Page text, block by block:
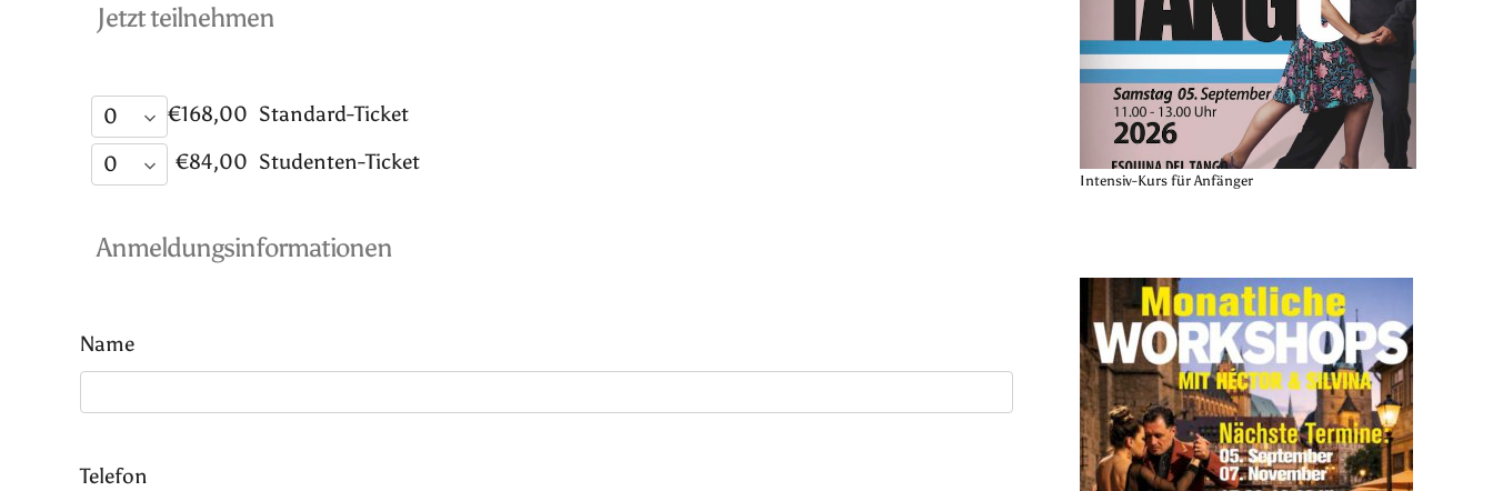
Jetzt teilnehmen
€168,00 Standard-Ticket
€84,00 Studenten-Ticket
Anmeldungsinformationen
Name
Telefon
Intensiv-Kurs für Anfänger